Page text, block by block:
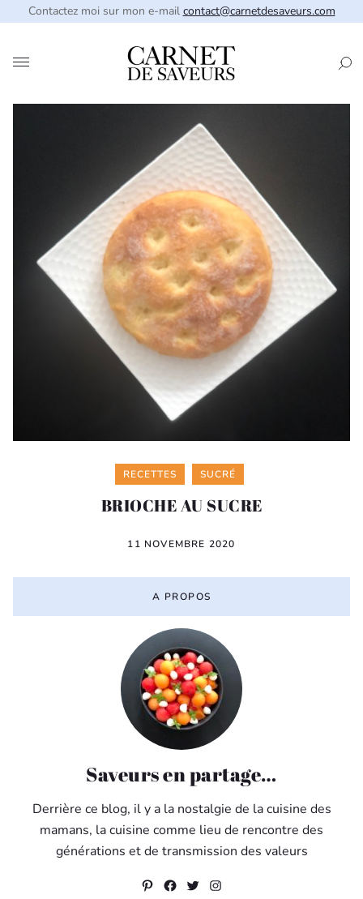
Contactez moi sur mon e-mail contact@carnetdesaveurs.com
Categories
RECETTES SUCRÉ
BRIOCHE AU SUCRE
11 NOVEMBRE 2020
A PROPOS
Saveurs en partage…
Derrière ce blog, il y a la nostalgie de la cuisine des
mamans, la cuisine comme lieu de rencontre des
générations et de transmission des valeurs
Pinterest
Facebook
Twitter
Instagram